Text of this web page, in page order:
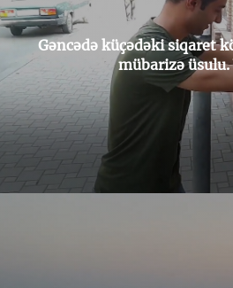
Gəncədə küçədəki siqaret
mübarizə üsulu.